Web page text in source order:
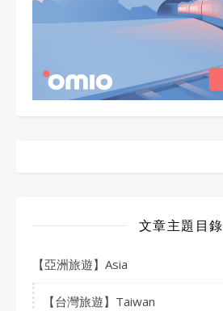
文章主題目錄
【亞洲旅遊】Asia
【台灣旅遊】Taiwan